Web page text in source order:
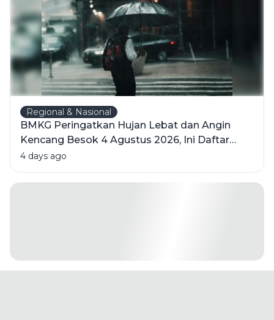
Regional & Nasional
BMKG Peringatkan Hujan Lebat dan Angin
Kencang Besok 4 Agustus 2026, Ini Daftar
Wilayahnya
4 days ago